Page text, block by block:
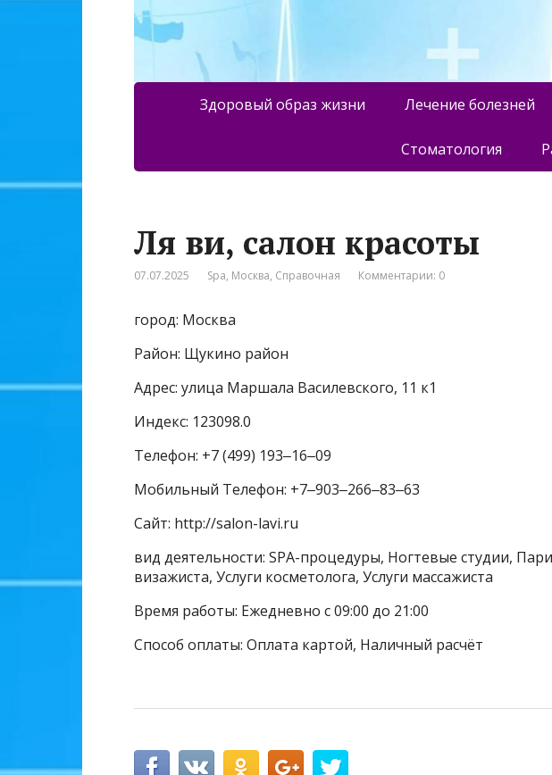
Здоровый образ жизни Лечение болезней
Стоматология
Ля ви, салон красоты
07.07.2025 Spa, Москва, Справочная Комментарии: 0
город: Москва
Район: Щукино район
Адрес: улица Маршала Василевского, 11 к1
Индекс: 123098.0
Телефон: +7 (499) 193‒16‒09
Мобильный Телефон: +7‒903‒266‒83‒63
Сайт: http://salon-lavi.ru
вид деятельности: SPA-процедуры, Ногтевые студии,
визажиста, Услуги косметолога, Услуги массажиста
Время работы: Ежедневно с 09:00 до 21:00
Способ оплаты: Оплата картой, Наличный расчёт